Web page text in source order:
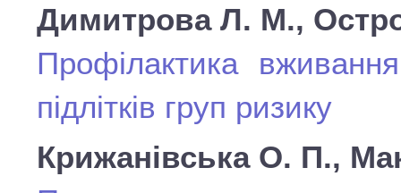
Димитрова Л. М.,
Профілактика
підлітків груп ризику
Крижанівська О. П.,